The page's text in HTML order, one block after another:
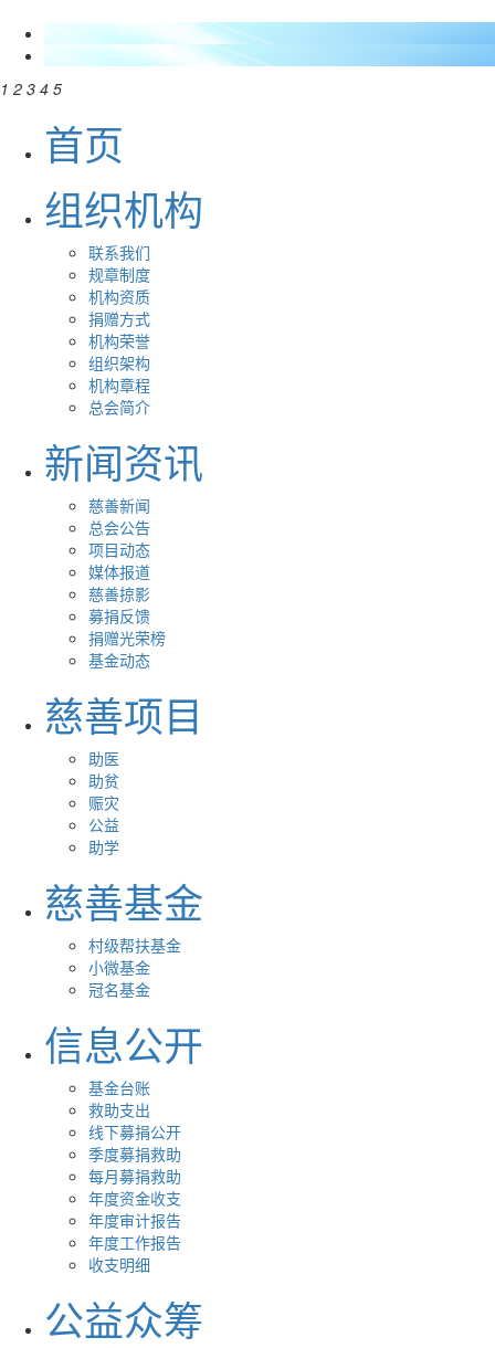
1 2 3 4 5
首页
组织机构
联系我们
规章制度
机构资质
捐赠方式
机构荣誉
组织架构
机构章程
总会简介
新闻资讯
慈善新闻
总会公告
项目动态
媒体报道
慈善掠影
募捐反馈
捐赠光荣榜
基金动态
慈善项目
助医
助贫
赈灾
公益
助学
慈善基金
村级帮扶基金
小微基金
冠名基金
信息公开
基金台账
救助支出
线下募捐公开
季度募捐救助
每月募捐救助
年度资金收支
年度审计报告
年度工作报告
收支明细
公益众筹